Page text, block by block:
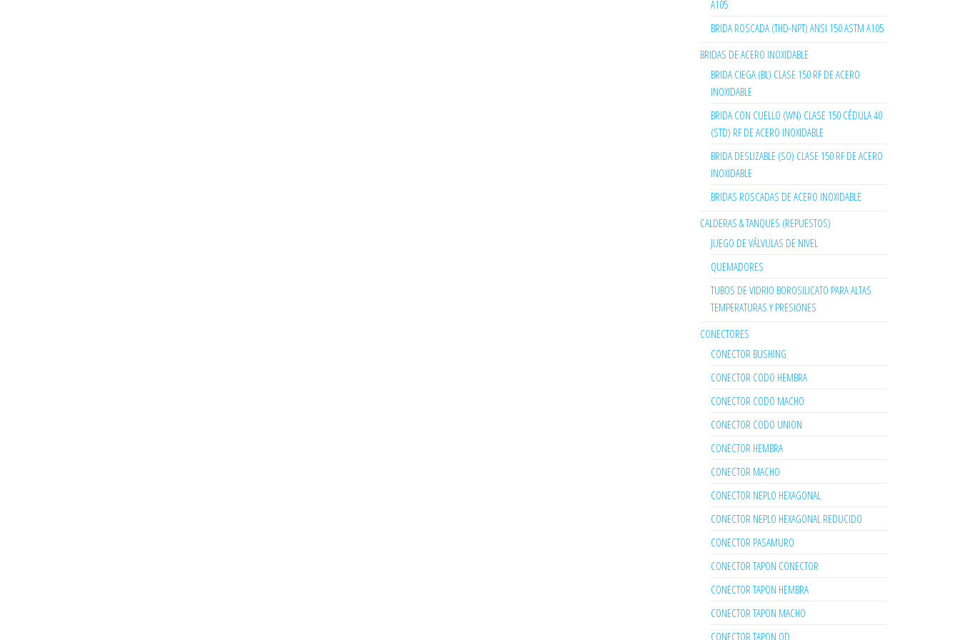
A105
BRIDA ROSCADA (THD-NPT) ANSI 150 ASTM A105
BRIDAS DE ACERO INOXIDABLE
BRIDA CIEGA (BL) CLASE 150 RF DE ACERO
INOXIDABLE
BRIDA CON CUELLO (WN) CLASE 150 CÉDULA 40
(STD) RF DE ACERO INOXIDABLE
BRIDA DESLIZABLE (SO) CLASE 150 RF DE ACERO
INOXIDABLE
BRIDAS ROSCADAS DE ACERO INOXIDABLE
CALDERAS & TANQUES (REPUESTOS)
JUEGO DE VÁLVULAS DE NIVEL
QUEMADORES
TUBOS DE VIDRIO BOROSILICATO PARA ALTAS
TEMPERATURAS Y PRESIONES
CONECTORES
CONECTOR BUSHING
CONECTOR CODO HEMBRA
CONECTOR CODO MACHO
CONECTOR CODO UNION
CONECTOR HEMBRA
CONECTOR MACHO
CONECTOR NEPLO HEXAGONAL
CONECTOR NEPLO HEXAGONAL REDUCIDO
CONECTOR PASAMURO
CONECTOR TAPON CONECTOR
CONECTOR TAPON HEMBRA
CONECTOR TAPON MACHO
CONECTOR TAPON OD